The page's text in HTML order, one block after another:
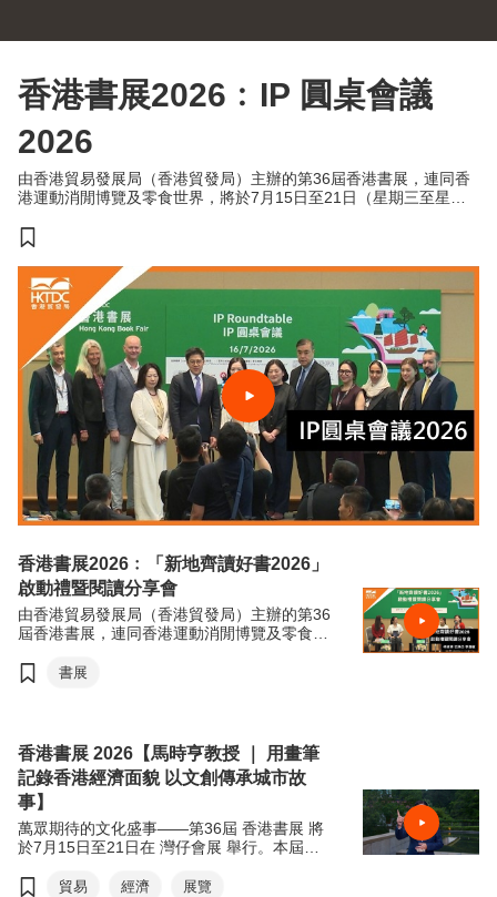
香港書展2026﹕IP 圓桌會議
2026
由香港貿易發展局（香港貿發局）主辦的第36屆香港書展，連同香
港運動消閒博覽及零食世界，將於7月15日至21日（星期三至星期
商，來自約30個國家及地區，為入場人士帶來集閱讀、運動與消閒
香港書展2026﹕「新地齊讀好書2026」
啟動禮暨閱讀分享會
由香港貿易發展局（香港貿發局）主辦的第36
屆香港書展，連同香港運動消閒博覽及零食世
於香港會議展覽中心舉行。今年三項展覽合共
書展
香港書展 2026【馬時亨教授 ｜ 用畫筆
記錄香港經濟面貌 以文創傳承城市故
事】
萬眾期待的文化盛事——第36屆 香港書展 將
於7月15日至21日在 灣仔會展 舉行。本屆書
領讀者從香港出發，探索世界各地的歷史、文
貿易 經濟 展覽